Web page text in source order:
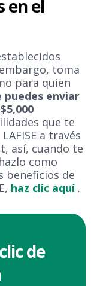
en el
toma
para quien
puedes enviar
que te
a través
así, cuando te
como
beneficios de
haz clic aquí .
de